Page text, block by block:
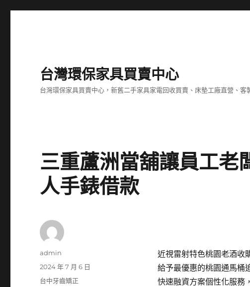
台灣環保家具買賣中心
台灣環保家具買賣中心，新舊二手家具家電回收買賣、床墊工廠直營、
三重蘆洲當舖讓員工老
人手錶借款
近視雷射特色桃園老酒收
給予最優惠的桃園通馬桶
快速融資方案個性化服務
作
admin
發
佈
2024 年 7 月 6 日
分
台中牙齒矯正